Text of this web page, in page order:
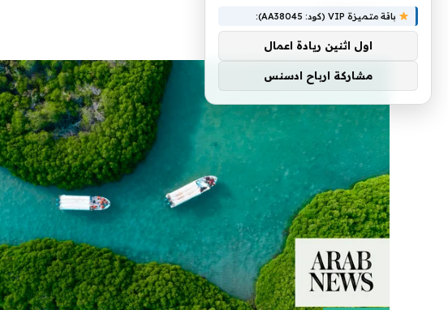
البيولوجي
باقة متميزة VIP (كود: AA38045):
اول اثنين ريادة اعمال
مشاركة ارباح ادسنس